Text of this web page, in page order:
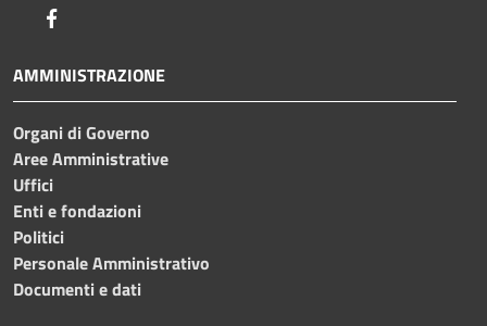
AMMINISTRAZIONE
Organi di Governo
Aree Amministrative
Uffici
Enti e fondazioni
Politici
Personale Amministrativo
Documenti e dati